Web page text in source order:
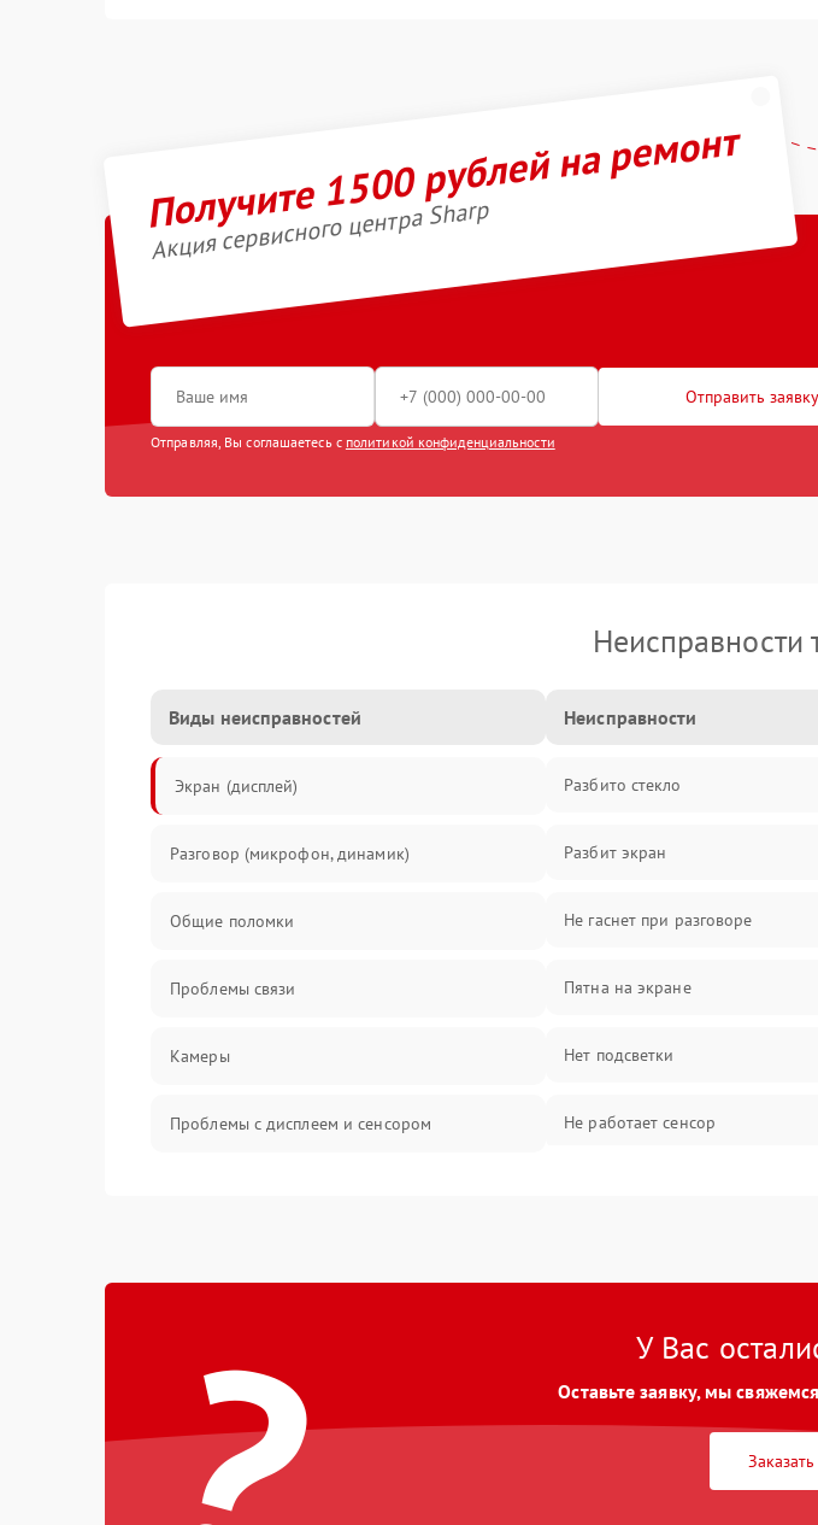
Получите 1500 рублей на ремонт
Акция сервисного центра Sharp
Отправить
Отправляя, Вы соглашаетесь с политикой конфиденциальности
Неисправности
Виды неисправностей
Экран (дисплей)
Разговор (микрофон, динамик)
Общие поломки
Проблемы связи
Камеры
Проблемы с дисплеем и сенсором
аккумулятором
Неисправности
Разбито стекло
Разбит экран
Не гаснет при разговоре
Пятна на экране
Нет подсветки
Не работает сенсор
У Вас
Оставьте заявку, мы